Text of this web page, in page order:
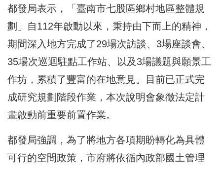
都發局表示，「臺南市七股區鄉村地區整體規
劃」自112年啟動以來，秉持由下而上的精神，
期間深入地方完成了29場次訪談、3場座談會、
35場次巡迴駐點工作站、以及3場議題與願景工
作坊，累積了豐富的在地意見。目前已正式完
成研究規劃階段作業，本次說明會象徵法定計
畫啟動前重要前置作業。
都發局強調，為了將地方各項期盼轉化為具體
可行的空間政策，市府將依循內政部國土管理